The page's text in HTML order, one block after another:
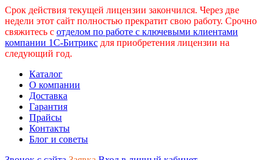
Срок действия текущей лицензии закончился. Через две
недели этот сайт полностью прекратит свою работу. Срочно
свяжитесь с отделом по работе с ключевыми клиентами
компании 1С-Битрикс для приобретения лицензии на
следующий год.
Каталог
О компании
Доставка
Гарантия
Прайсы
Контакты
Блог и советы